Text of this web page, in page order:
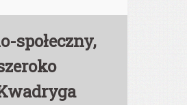
społeczny,